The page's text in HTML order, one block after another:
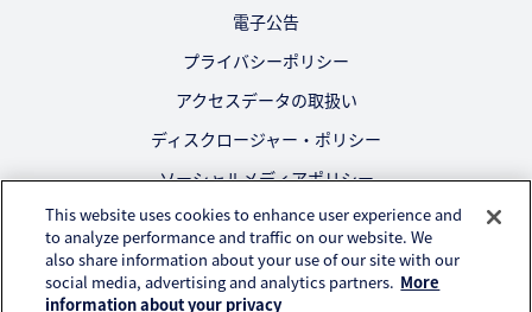
電子公告
プライバシーポリシー
アクセスデータの取扱い
ディスクロージャー・ポリシー
ソーシャルメディアポリシー
ご利用にあたって
公式SNS
This website uses cookies to enhance user experience and
to analyze performance and traffic on our website. We
also share information about your use of our site with our
social media, advertising and analytics partners. More
information about your privacy